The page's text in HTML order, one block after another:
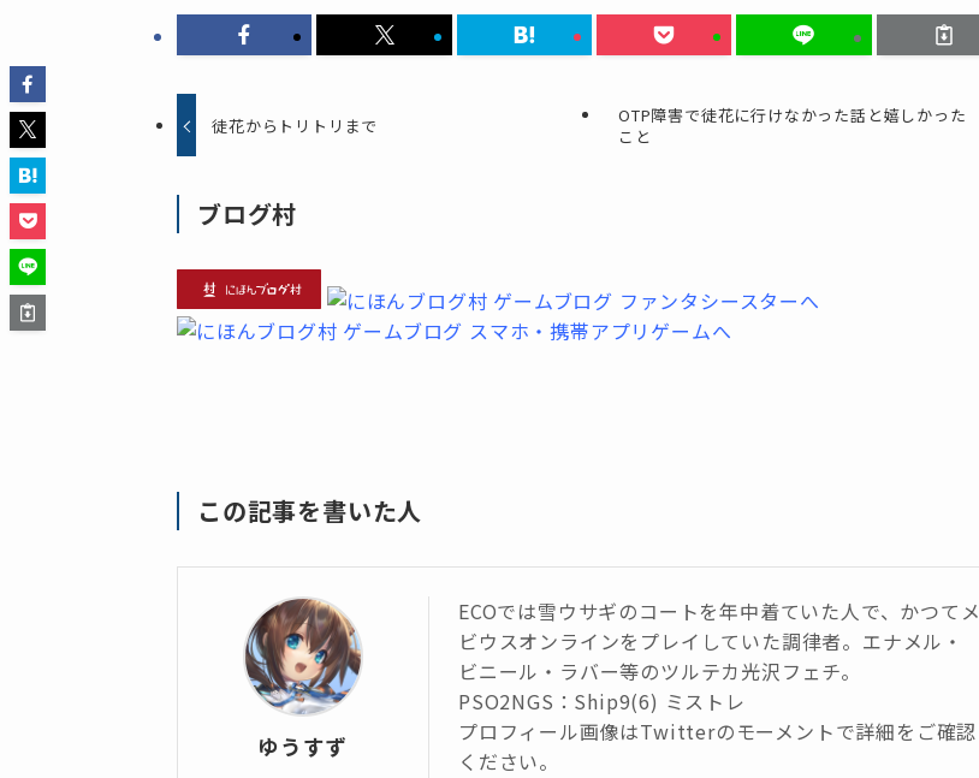
徒花からトリトリまで
OTP障害で徒花に行けなかった話と嬉しかった
こと
ブログ村
この記事を書いた人
ゆうすず
ECOでは雪ウサギのコートを年中着ていた人で、かつてメ
ビウスオンラインをプレイしていた調律者。エナメル・
ビニール・ラバー等のツルテカ光沢フェチ。
PSO2NGS：Ship9(6) ミストレ
プロフィール画像はTwitterのモーメントで詳細をご確認
ください。